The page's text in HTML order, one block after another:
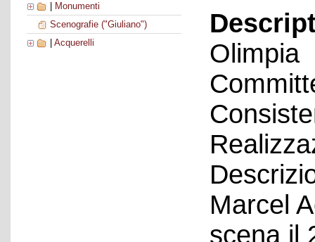
Monumenti
Scenografie ("Giuliano")
Acquerelli
Olimpia
Marcel
scena il